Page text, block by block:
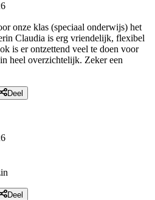
onze klas (speciaal onderwijs) het
Claudia is erg vriendelijk, flexibel
is er ontzettend veel te doen voor
heel overzichtelijk. Zeker een
Deel
Deel